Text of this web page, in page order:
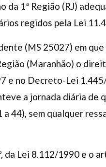
da 1ª Região (RJ)
regidos pela Lei
(MS 25027) em
(Maranhão) o
e no Decreto-Lei
a jornada diária de
44), sem qualquer
Lei 8.112/1990 e o